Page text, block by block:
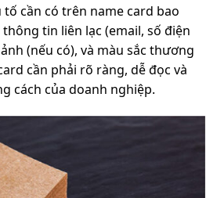
tố cần có trên name card bao
tin liên lạc (email, số điện
(nếu có), và màu sắc thương
cần phải rõ ràng, dễ đọc và
cách của doanh nghiệp.